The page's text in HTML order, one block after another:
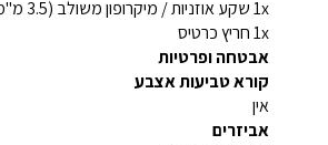
1x שקע אוזניות / מיקרופון משולב (3.5 מ"מ)
1x חריץ כרטיס
אבטחה ופרטיות
קורא טביעות אצבע
אין
אביזרים